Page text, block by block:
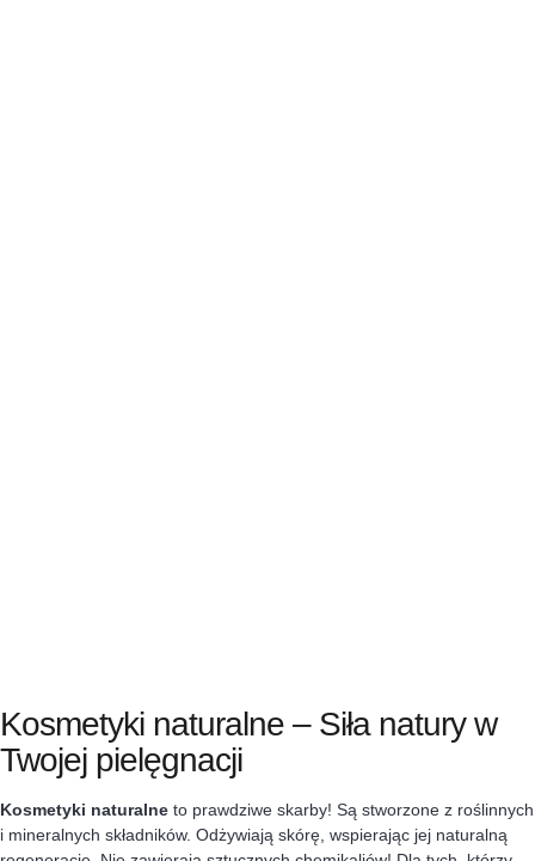
Kosmetyki naturalne – Siła natury w
Twojej pielęgnacji
Kosmetyki naturalne to prawdziwe skarby! Są stworzone z roślinnych
i mineralnych składników. Odżywiają skórę, wspierając jej naturalną